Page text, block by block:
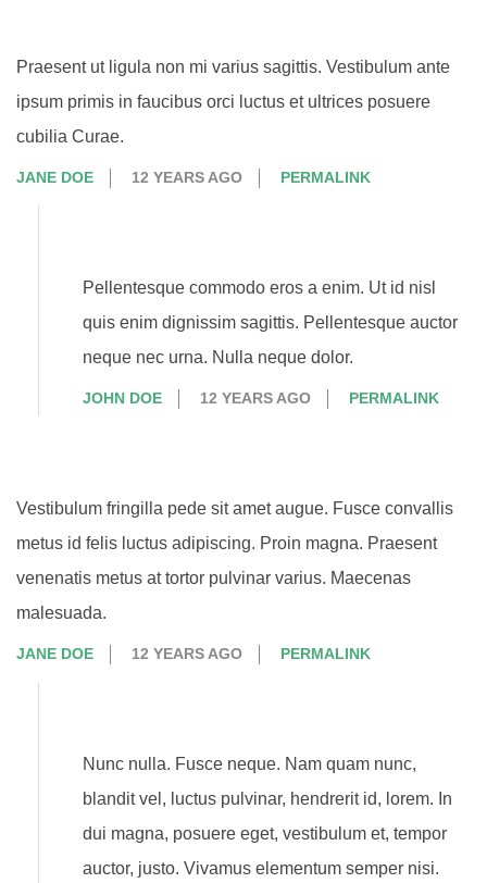
Praesent ut ligula non mi varius sagittis. Vestibulum ante
ipsum primis in faucibus orci luctus et ultrices posuere
cubilia Curae.
JANE DOE 12 YEARS AGO PERMALINK
Pellentesque commodo eros a enim. Ut id nisl
quis enim dignissim sagittis. Pellentesque auctor
neque nec urna. Nulla neque dolor.
JOHN DOE 12 YEARS AGO PERMALINK
Vestibulum fringilla pede sit amet augue. Fusce convallis
metus id felis luctus adipiscing. Proin magna. Praesent
venenatis metus at tortor pulvinar varius. Maecenas
malesuada.
JANE DOE 12 YEARS AGO PERMALINK
Nunc nulla. Fusce neque. Nam quam nunc,
blandit vel, luctus pulvinar, hendrerit id, lorem. In
dui magna, posuere eget, vestibulum et, tempor
auctor, justo. Vivamus elementum semper nisi.